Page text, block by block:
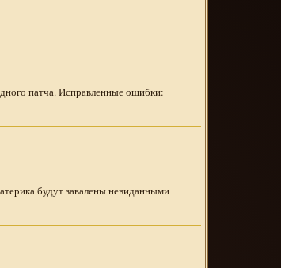
патча. Исправленные ошибки:
будут завалены невиданными